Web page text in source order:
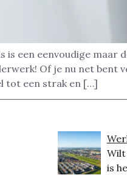
is een eenvoudige
Of je nu net
tot een strak en […]
Wilt
is